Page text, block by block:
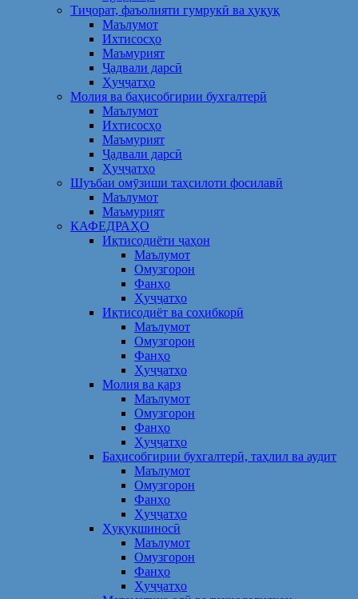
Тиҷорат, фаъолияти гумрукӣ ва ҳуқуқ
Маълумот
Ихтисосҳо
Маъмурият
Ҷадвали дарсӣ
Ҳуҷҷатҳо
Молия ва баҳисобгирии бухгалтерӣ
Маълумот
Ихтисосҳо
Маъмурият
Ҷадвали дарсӣ
Ҳуҷҷатҳо
Шуъбаи омӯзиши таҳсилоти фосилавӣ
Маълумот
Маъмурият
КАФЕДРАҲО
Иқтисодиёти ҷаҳон
Маълумот
Омузгорон
Фанҳо
Ҳуҷҷатҳо
Иқтисодиёт ва соҳибкорӣ
Маълумот
Омузгорон
Фанҳо
Ҳуҷҷатҳо
Молия ва қарз
Маълумот
Омузгорон
Фанҳо
Ҳуҷҷатҳо
Баҳисобгирии бухгалтерӣ, таҳлил ва аудит
Маълумот
Омузгорон
Фанҳо
Ҳуҷҷатҳо
Ҳуқуқшиносӣ
Маълумот
Омузгорон
Фанҳо
Ҳуҷҷатҳо